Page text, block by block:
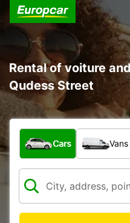
Rental of voiture
Qudess Street
What type of vehicle?
Cars